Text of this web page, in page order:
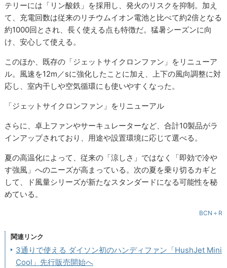
テリーには「リン酸鉄」を採用し、発火のリスクを抑制。加え
て、充電回数は従来のリチウムイオン電池と比べて約2倍となる
約1000回とされ、長く使える点も特徴だ。猛暑シーズンに向
け、安心して使える。
このほか、既存の「ジェットサイクロンファン」をリニューア
ル。風速を12m／sに強化したことに加え、上下の風向調整に対
応し、室内干しや空気循環にも使いやすくなった。
「ジェットサイクロンファン」をリニューアル
さらに、卓上ファンやサーキュレーターなど、合計10製品がラ
インアップされており、用途や設置環境に応じて選べる。
夏の高温化によって、従来の「涼しさ」ではなく「即効で冷や
す強風」へのニーズが高まっている。次の夏を乗り切るカギと
して、ド風量シリーズが新たなスタンダードになる可能性を秘
めている。
BCN＋R
関連リンク
3通りで使える ダイソン初のハンディファン「HushJet Mini
Cool」先行販売開始へ